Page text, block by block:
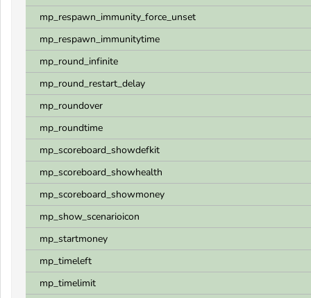
mp_respawn_immunity_force_unset
mp_respawn_immunitytime
mp_round_infinite
mp_round_restart_delay
mp_roundover
mp_roundtime
mp_scoreboard_showdefkit
mp_scoreboard_showhealth
mp_scoreboard_showmoney
mp_show_scenarioicon
mp_startmoney
mp_timeleft
mp_timelimit